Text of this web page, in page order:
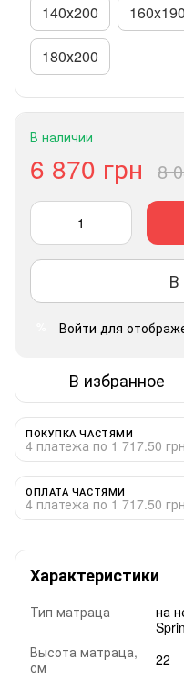
140х200 160x190
180х200
В наличии
6 870 грн 8
В
Войти для
В избранное
ПОКУПКА ЧАСТЯМИ
4 платежа по 1 717.50 грн
ОПЛАТА ЧАСТЯМИ
4 платежа по 1 717.50 грн
Характеристики
Тип матраца
на
Высота матраца,
см
22